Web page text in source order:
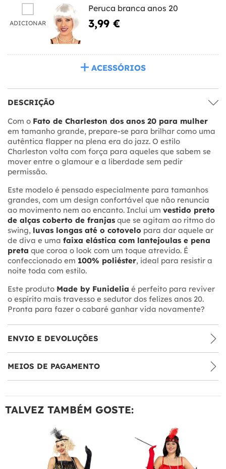
ADICIONAR
Peruca branca anos 20
3,99 €
ACESSÓRIOS
DESCRIÇÃO
Com o Fato de Charleston dos anos 20 para mulher
em tamanho grande, prepare-se para brilhar como uma
autêntica flapper na plena era do jazz. O estilo
Charleston volta com força para aqueles que sabem se
mover entre o glamour e a liberdade sem pedir
permissão.
Este modelo é pensado especialmente para tamanhos
grandes, com um design confortável que não renuncia
ao movimento nem ao encanto. Inclui um vestido preto
de alças coberto de franjas que se agitam ao ritmo do
swing, luvas longas até o cotovelo para dar aquele ar
de diva e uma faixa elástica com lantejoulas e pena
preta que coroa o look com um toque atrevido. É
confeccionado em 100% poliéster, ideal para resistir a
noite toda com estilo.
Este produto Made by Funidelia é perfeito para reviver
o espírito mais travesso e sedutor dos felizes anos 20.
Pronta para fazer o cabaré ganhar vida novamente?
ENVIO E DEVOLUÇÕES
MEIOS DE PAGAMENTO
TALVEZ TAMBÉM GOSTE: